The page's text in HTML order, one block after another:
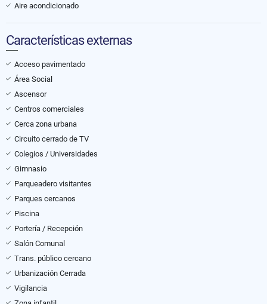
Aire acondicionado
Características externas
Acceso pavimentado
Área Social
Ascensor
Centros comerciales
Cerca zona urbana
Circuito cerrado de TV
Colegios / Universidades
Gimnasio
Parqueadero visitantes
Parques cercanos
Piscina
Portería / Recepción
Salón Comunal
Trans. público cercano
Urbanización Cerrada
Vigilancia